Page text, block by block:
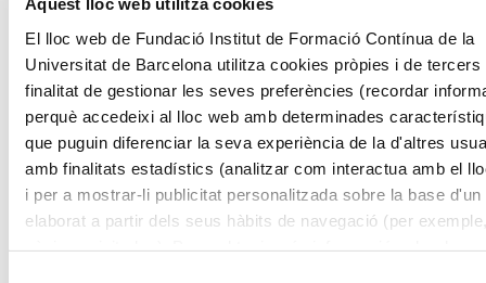
El lloc web de Fundació Institut de Formació Contínua de la
Universitat de Barcelona utilitza cookies pròpies i de tercers
finalitat de gestionar les seves preferències (recordar
perquè accedeixi al lloc web amb determinades
que puguin diferenciar la seva experiència de la d'altres
amb finalitats estadístics (analitzar com interactua amb el
i per a mostrar-li publicitat personalitzada sobre la base d'un
elaborat a partir dels seus hàbits de navegació (per
Educació i Cultura
Formació de Postgraus
Salut i Social
Farmàcia
Empresa, Transformació i Sostenibilitat
Educació i Cultura
Activitat Física i Ciències de l'Esport
Cursos
Salut i Social
Farmàcia
Empresa, Transformació i Sostenibilitat